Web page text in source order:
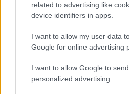
related to advertising like
device identifiers in apps.
I want to allow my user data
Google for online advertising
I want to allow Google to
personalized advertising.
A Magyar Fesztivál
tagszervezet képviselői
legnagyobb magyarországi
A Szentendrei Szabadtéri
Leányfalun tartott kétnapos